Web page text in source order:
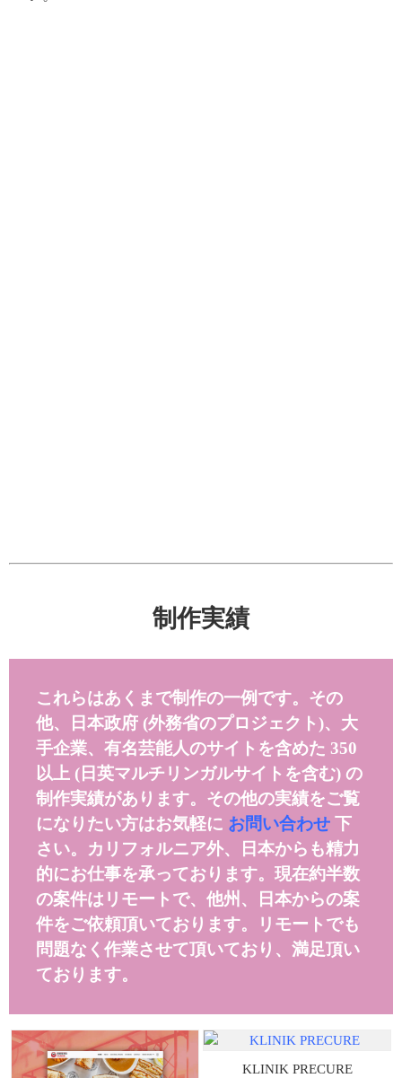
制作実績
これらはあくまで制作の一例です。その
他、日本政府 (外務省のプロジェクト)、大
手企業、有名芸能人のサイトを含めた 350
以上 (日英マルチリンガルサイトを含む) の
制作実績があります。その他の実績をご覧
になりたい方はお気軽に お問い合わせ 下
さい。カリフォルニア外、日本からも精力
的にお仕事を承っております。現在約半数
の案件はリモートで、他州、日本からの案
件をご依頼頂いております。リモートでも
問題なく作業させて頂いており、満足頂い
ております。
KLINIK PRECURE